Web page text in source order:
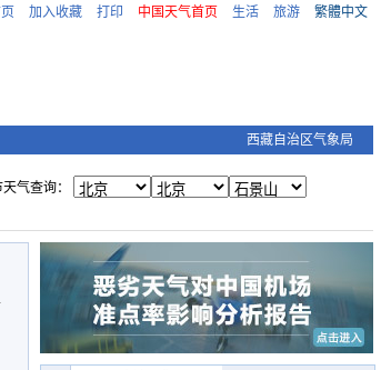
加入收藏 打印 中国天气首页 生活 旅游 繁體中文
西藏自治区气象局
气查询：